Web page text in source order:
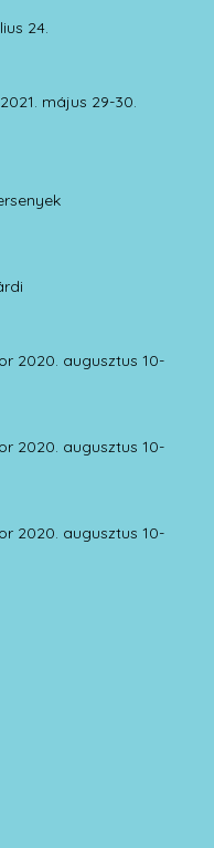
24.
2020. augusztus 10-
2020. augusztus 10-
2020. augusztus 10-